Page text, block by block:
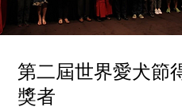
第二屆世界愛犬節
獎者